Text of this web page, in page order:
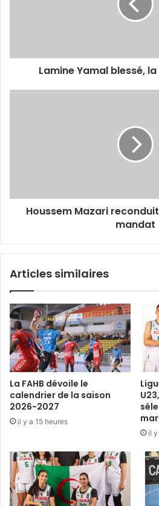
Lamine Yamal blessé,
Houssem Mazari
mandat
Articles similaires
La FAHB dévoile le
calendrier de la saison
2026-2027
il y a 15 heures
il y